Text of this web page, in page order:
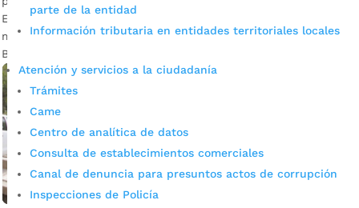
parte de la entidad
Información tributaria en entidades territoriales locales
Atención y servicios a la ciudadanía
Trámites
Came
Centro de analítica de datos
Consulta de establecimientos comerciales
Canal de denuncia para presuntos actos de corrupción
Inspecciones de Policía
El Gobierno de Juan Carlos Cárdenas adelantó las obras de
mejoramiento de la infraestructura en los alojamientos del
Batallón Caldas del Ejército Nacional.